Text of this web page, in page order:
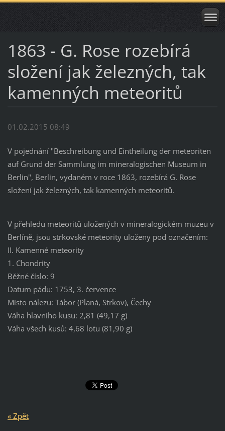
1863 - G. Rose rozebírá
složení jak železných, tak
kamenných meteoritů
01.02.2015 08:49
V pojednání "Beschreibung und Eintheilung der meteoriten
auf Grund der Sammlung im mineralogischen Museum in
Berlin", Berlin, vydaném v roce 1863, rozebírá G. Rose
složení jak železných, tak kamenných meteoritů.
V přehledu meteoritů uložených v mineralogickém muzeu v
Berlíně, jsou strkovské meteority uloženy pod označením:
II. Kamenné meteority
1. Chondrity
Běžné číslo: 9
Datum pádu: 1753, 3. července
Místo nálezu: Tábor (Planá, Strkov), Čechy
Váha hlavního kusu: 2,81 (49,17 g)
Váha všech kusů: 4,68 lotu (81,90 g)
« Zpět